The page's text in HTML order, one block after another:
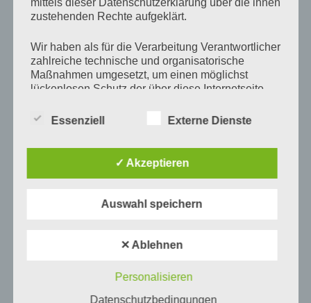
mittels dieser Datenschutzerklärung über die ihnen
zustehenden Rechte aufgeklärt.
Wir haben als für die Verarbeitung Verantwortlicher
zahlreiche technische und organisatorische
Maßnahmen umgesetzt, um einen möglichst
lückenlosen Schutz der über diese Internetseite
sicherzustellen. Dennoch können Internetbasierte
Schutz nicht gewährleistet werden kann. Aus
diesem Grund steht es jeder betroffenen Person
alternativen Wegen, beispielsweise telefonisch, an
Begriffsbestimmungen
Die Datenschutzerklärung beruht auf den
Essenziell Externe Dienste
✓ Akzeptieren
Auswahl speichern
✕ Ablehnen
Personalisieren
Datenschutzbedingungen